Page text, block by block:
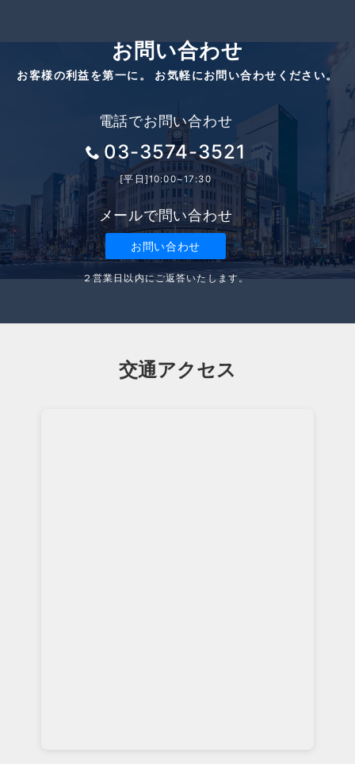
お問い合わせ
お客様の利益を第一に。 お気軽にお問い合わせください。
電話でお問い合わせ
03-3574-3521
[平日]10:00~17:30
メールで問い合わせ
お問い合わせ
２営業日以内にご返答いたします。
交通アクセス